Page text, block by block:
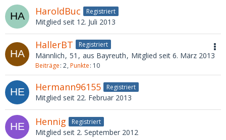
HaroldBuc Registriert
Mitglied seit 12. Juli 2013
HallerBT Registriert
Männlich 51 aus Bayreuth Mitglied seit 6. März 2013
Beiträge 2 Punkte 10
Hermann96155 Registriert
Mitglied seit 22. Februar 2013
Hennig Registriert
Mitglied seit 2. September 2012